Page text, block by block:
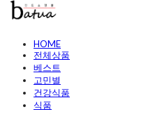
HOME
전체상품
베스트
고민별
건강식품
식품